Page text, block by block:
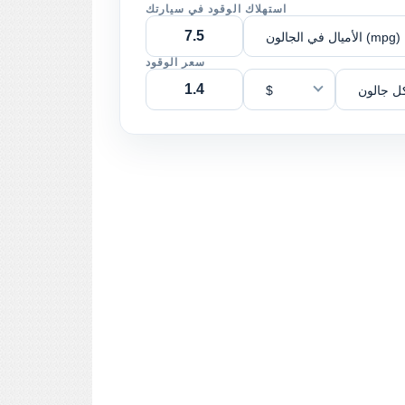
استهلاك الوقود في سيارتك
الأميال في الجالون (mpg)
سعر الوقود
$ جالون